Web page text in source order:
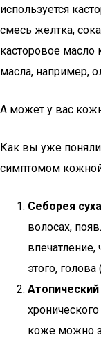
используется
смесь желтка,
касторовое
масла, например,
А может у вас
Как вы уже
симптомом
Себорея
волосах,
этого,
коже можно